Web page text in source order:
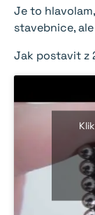
Je to
stavebnice,
Jak postavit z